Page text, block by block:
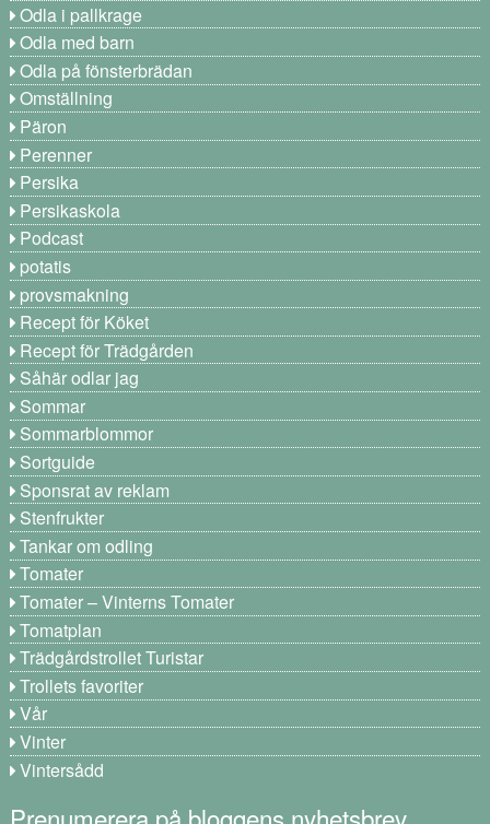
Odla i pallkrage
Odla med barn
Odla på fönsterbrädan
Omställning
Päron
Perenner
Persika
Persikaskola
Podcast
potatis
provsmakning
Recept för Köket
Recept för Trädgården
Såhär odlar jag
Sommar
Sommarblommor
Sortguide
Sponsrat av reklam
Stenfrukter
Tankar om odling
Tomater
Tomater – Vinterns Tomater
Tomatplan
Trädgårdstrollet Turistar
Trollets favoriter
Vår
Vinter
Vintersådd